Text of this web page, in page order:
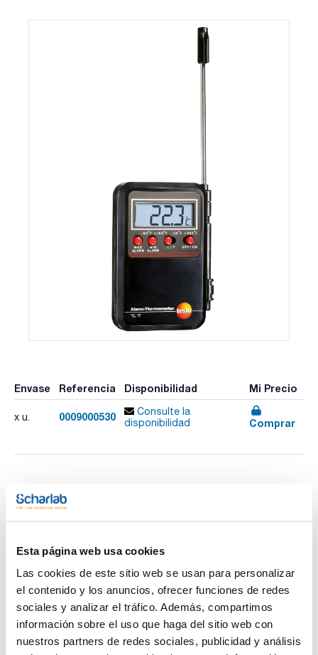
Esta página web usa cookies
Las cookies de este sitio web se usan para personalizar
el contenido y los anuncios, ofrecer funciones de redes
sociales y analizar el tráfico. Además, compartimos
información sobre el uso que haga del sitio web con
nuestros partners de redes sociales, publicidad y análisis
Envase Referencia Disponibilidad Mi Precio
x u. 0009000530
Consulte la
disponibilidad
Comprar
producto
Características
Modelo : Mini termómetro alarma
Rango de medición : -50 a +150 °C
Resolución : 0,1/1ºC
Exactitud : ±1 °C (-10 a +100 °C), ±2 °C (rango restante)
Longitud de sonda (mm) : 190
Pack (u.) : 1
Tanto si es para un productor alimentario, un inspector o un
consumidor, un técnico de refrigeración o un instalador de
calefacción, un empleado de un laboratorio químico o
fotográfico; estos mini termómetros son muy adecuados
Documentación técnica